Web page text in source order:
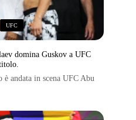
UFC
domina Guskov a UFC
andata in scena UFC Abu